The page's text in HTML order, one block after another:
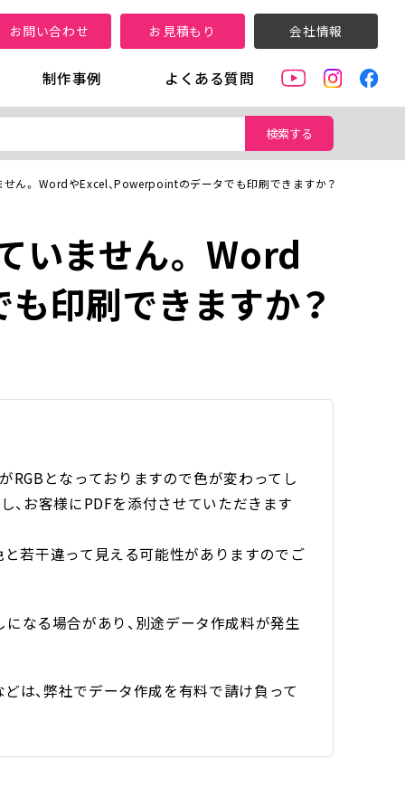
お問い合わせ お見積もり 会社情報
制作事例 よくある質問
検索する
。 WordやExcel、Powerpointのデータでも印刷できますか？
ません。 Word
印刷できますか？
となっておりますので色が変わってし
、お客様にPDFを添付させていただきます
若干違って見える可能性がありますのでご
なる場合があり、別途データ作成料が発生
は、弊社でデータ作成を有料で請け負って